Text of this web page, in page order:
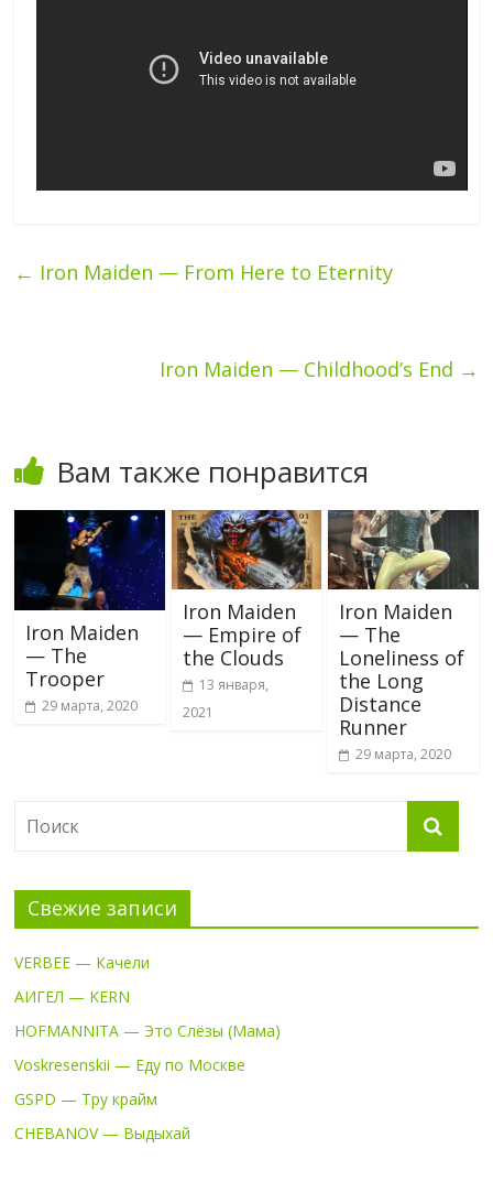
← Iron Maiden — From Here to Eternity
Iron Maiden — Childhood’s End →
Вам также понравится
Iron Maiden
— The
Trooper
29 марта, 2020
Iron Maiden
— Empire of
the Clouds
13 января,
2021
Iron Maiden
— The
Loneliness of
the Long
Distance
Runner
29 марта, 2020
Свежие записи
VERBEE — Качели
АИГЕЛ — KERN
HOFMANNITA — Это Слёзы (Мама)
Voskresenskii — Еду по Москве
GSPD — Тру крайм
CHEBANOV — Выдыхай